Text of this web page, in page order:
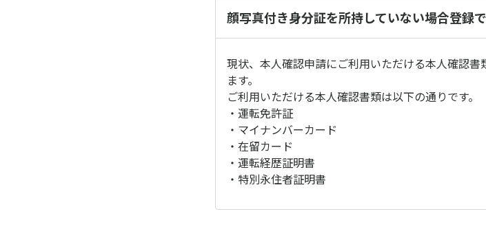
顔写真付き身分証を所持していない場合登録
現状、本人確認申請にご利用いただける本人確認
ます。
ご利用いただける本人確認書類は以下の通りです。
・運転免許証
・マイナンバーカード
・在留カード
・運転経歴証明書
・特別永住者証明書